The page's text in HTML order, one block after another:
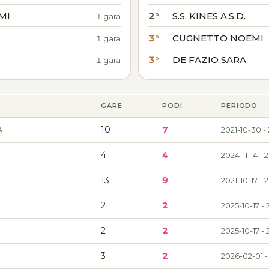
1 gara
1 gara
1 gara
2°
S.S. KINES A.S.D.
3°
CUGNETTO NOEMI
3°
DE FAZIO SARA
GARE PODI PERIODO
10 7 2021-10-30
4 4 2024-11-14 -
13 9 2021-10-17 -
2 2 2025-10-17 -
2 2 2025-10-17 -
3 2 2026-02-01